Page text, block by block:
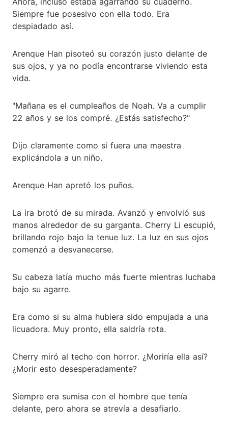
Siempre fue posesivo con ella todo. Era
despiadado así.
Arenque Han pisoteó su corazón justo delante de
sus ojos, y ya no podía encontrarse viviendo esta
vida.
"Mañana es el cumpleaños de Noah. Va a cumplir
22 años y se los compré. ¿Estás satisfecho?"
Dijo claramente como si fuera una maestra
explicándola a un niño.
Arenque Han apretó los puños.
La ira brotó de su mirada. Avanzó y envolvió sus
manos alrededor de su garganta. Cherry Li escupió,
brillando rojo bajo la tenue luz. La luz en sus ojos
comenzó a desvanecerse.
Su cabeza latía mucho más fuerte mientras luchaba
bajo su agarre.
Era como si su alma hubiera sido empujada a una
licuadora. Muy pronto, ella saldría rota.
Cherry miró al techo con horror. ¿Moriría ella así?
¿Morir esto desesperadamente?
Siempre era sumisa con el hombre que tenía
delante, pero ahora se atrevía a desafiarlo.